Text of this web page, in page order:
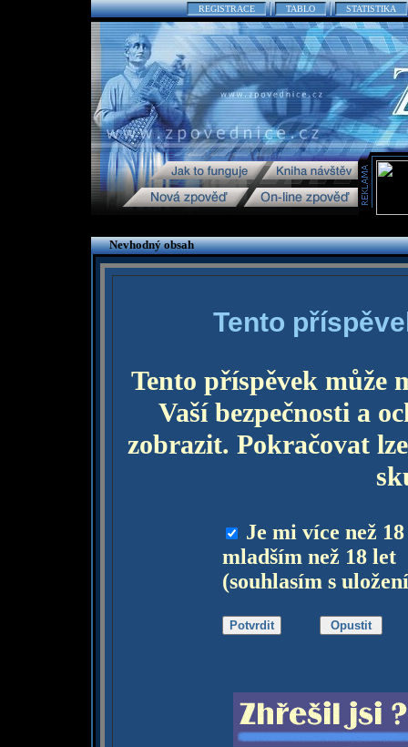
REGISTRACE TABLO STATISTIKA
Nevhodný obsah
Tento
Tento příspěvek může
Vaší bezpečnosti a
zobrazit. Pokračovat
Je mi více než
mladším než 18 let
(souhlasím s